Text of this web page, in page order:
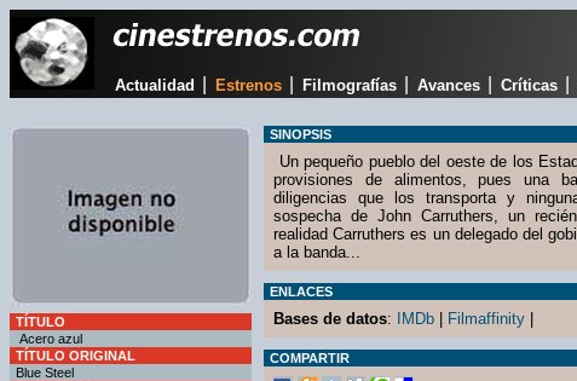
Actualidad Estrenos Filmografías Avances Críticas
TÍTULO
Acero azul
TÍTULO ORIGINAL
Blue Steel
SINOPSIS
Un pequeño pueblo del oeste de los
provisiones de alimentos, pues una
diligencias que los transporta y
sospecha de John Carruthers, un
realidad Carruthers es un delegado del
a la banda...
ENLACES
Bases de datos: IMDb Filmaffinity
COMPARTIR